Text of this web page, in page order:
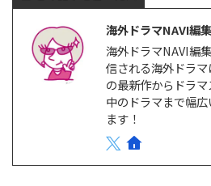
レミアムで多数独占配信してい
る。 ABEMAプレミアムは、広告
なしと広告つきの2つのプランが
ある。 ABEMAプレミアム 広告つ
きABEMAプレミアム 月額料金
￥1,180/月 ￥680/月 プレミ …
海外ドラマNAVI編
海外ドラマNAVI編
信される海外ドラ
の最新作からドラ
中のドラマまで幅
ます！